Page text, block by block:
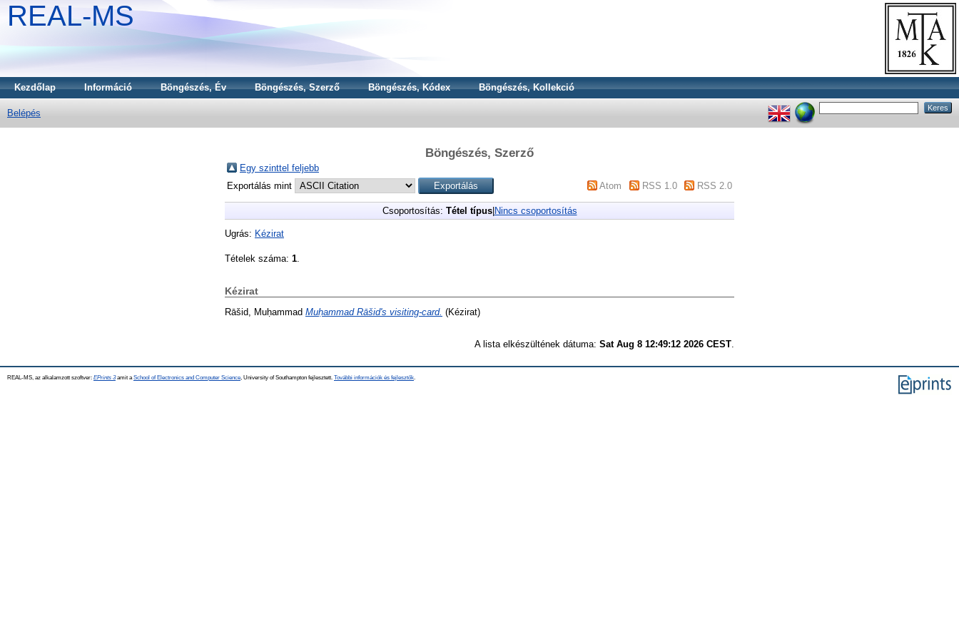
REAL-MS
Kezdőlap Információ Böngészés, Év Böngészés, Szerző Böngészés, Kódex Böngészés, Kollekció
Belépés
Böngészés, Szerző
Egy szinttel feljebb
Exportálás mint
Atom RSS 1.0 RSS 2.0
Csoportosítás: Tétel típus| Nincs csoportosítás
Ugrás: Kézirat
Tételek száma: 1
Kézirat
Rāšid, Muḥammad Muḥammad Rāšid's visiting-card. (Kézirat)
A lista elkészültének dátuma: Sat Aug 8 12:49:12 2026 CEST
REAL-MS, az alkalamzott szoftver: EPrints 3amit a School of Electronics and Computer Science , University of Southampton fejlesztett. További információk és fejlesztők